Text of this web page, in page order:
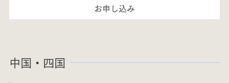
お申し込み
中国・四国